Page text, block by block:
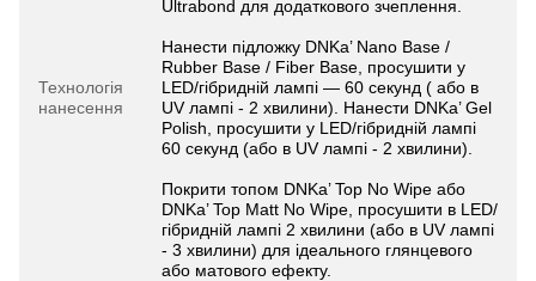
Технологія
нанесення
Ultrabond для додаткового зчеплення.
Нанести підложку DNKa’ Nano Base /
Rubber Base / Fiber Base, просушити у
LED/гібридній лампі — 60 секунд ( або в
UV лампі - 2 хвилини). Нанести DNKa’ Gel
Polish, просушити у LED/гібридній лампі
60 секунд (або в UV лампі - 2 хвилини).
Покрити топом DNKa’ Top No Wipe або
DNKa’ Top Matt No Wipe, просушити в LED/
гібридній лампі 2 хвилини (або в UV лампі
- 3 хвилини) для ідеального глянцевого
або матового ефекту.